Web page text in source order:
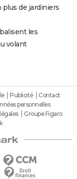
plus de jardiniers
les
volant
Publicité
Contact
personnelles
Groupe Figaro